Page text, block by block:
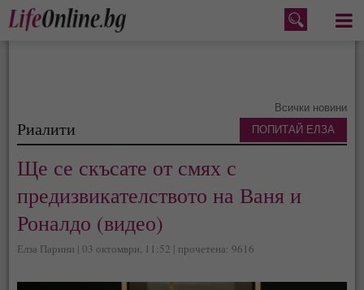
Меню
Всички новини
Риалити
Ще се скъсате от смях с
предизвикателството на Ваня и
Роналдо (видео)
Елза Парини | 03 октомври, 11:52 | прочетена: 9616
ПОПИТАЙ ЕЛЗА